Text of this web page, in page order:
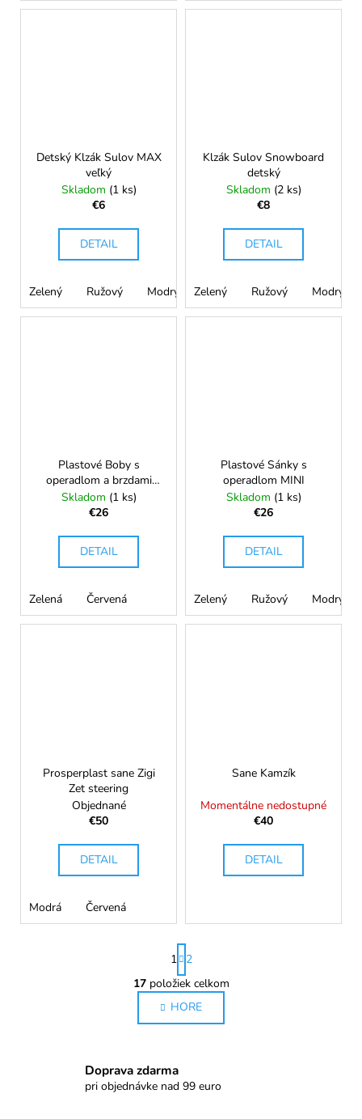
Detský Klzák Sulov MAX
veľký
Skladom (1 ks)
€6
DETAIL
Zelený Ružový Modrý Červený Žltý
Klzák Sulov Snowboard
detský
Skladom (2 ks)
€8
DETAIL
Zelený Ružový Modrý
Plastové Boby s
operadlom a brzdami
SPEED BOB
Skladom (1 ks)
€26
DETAIL
Zelená Červená
Plastové Sánky s
operadlom MINI
Skladom (1 ks)
€26
DETAIL
Zelený Ružový Modrý
Prosperplast sane Zigi
Zet steering
Objednané
€50
DETAIL
Modrá Červená
Sane Kamzík
Momentálne nedostupné
€40
DETAIL
O
v
l
a
S
t
r
á
n
k
n
1
2
17položiek celkom
HORE
Doprava zdarma
pri objednávke nad 99 euro